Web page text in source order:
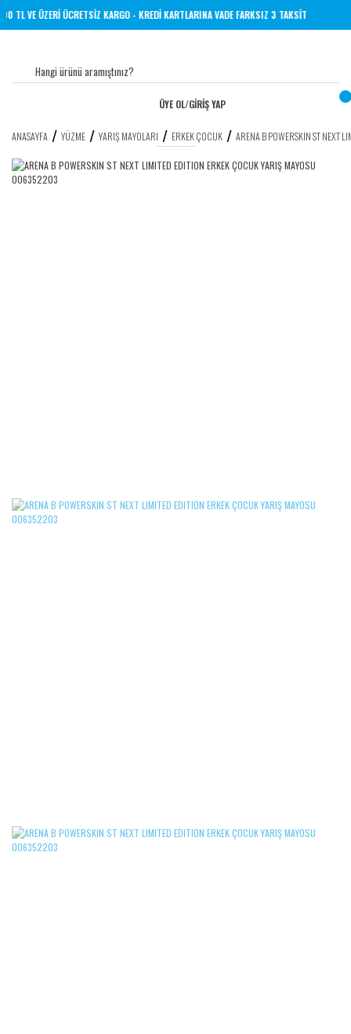
1000 TL VE ÜZERİ ÜCRETSİZ KARGO - KREDİ KARTLARINA VADE FARKSIZ 3 TAKSİT
ÜYE OL/GİRİŞ YAP
ANASAYFA YÜZME YARIŞ MAYOLARI ERKEK ÇOCUK ARENA B POWERSKIN ST NEXT